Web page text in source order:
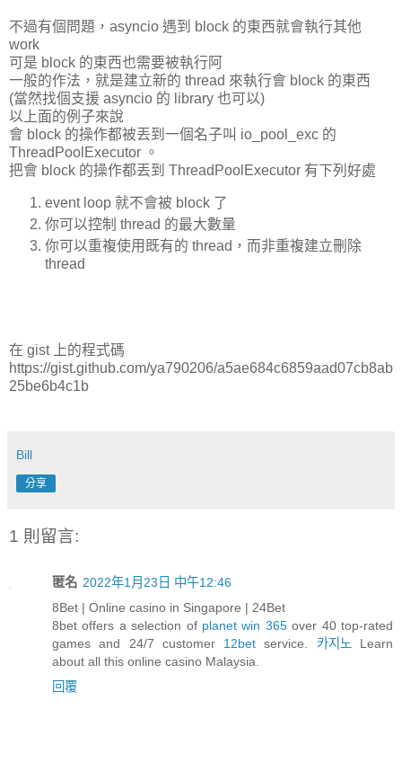
不過有個問題，asyncio 遇到 block 的東西就會執行其他
work
可是 block 的東西也需要被執行阿
一般的作法，就是建立新的 thread 來執行會 block 的東西
(當然找個支援 asyncio 的 library 也可以)
以上面的例子來說
會 block 的操作都被丟到一個名子叫 io_pool_exc 的
ThreadPoolExecutor 。
把會 block 的操作都丟到 ThreadPoolExecutor 有下列好處
event loop 就不會被 block 了
你可以控制 thread 的最大數量
你可以重複使用既有的 thread，而非重複建立刪除
thread
在 gist 上的程式碼
https://gist.github.com/ya790206/a5ae684c6859aad07cb8ab
25be6b4c1b
Bill
分享
1 則留言:
匿名 2022年1月23日 中午12:46
8Bet | Online casino in Singapore | 24Bet
8bet offers a selection of planet win 365over 40 top-rated
games and 24/7 customer 12bet service. 카지노Learn
about all this online casino Malaysia.
回覆